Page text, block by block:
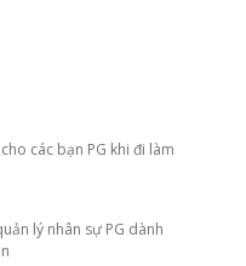
các bạn PG khi đi làm
lý nhân sự PG dành